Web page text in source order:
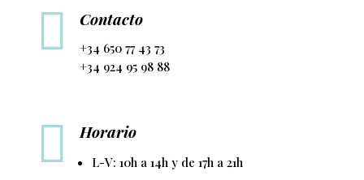
 Contacto
+34 650 77 43 73
+34 924 95 98 88
 Horario
L-V: 10h a 14h y de 17h a 21h